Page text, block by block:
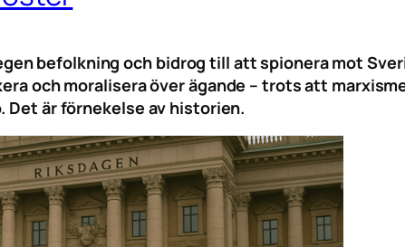
befolkning och bidrog till att spionera mot
och moralisera över ägande – trots att
Det är förnekelse av historien.